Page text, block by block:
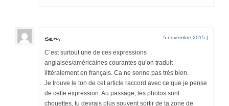
Sem 5 novembre 2015 |
C’est surtout une de ces expressions
anglaises/américaines courantes qu’on traduit
littéralement en français. Ca ne sonne pas très bien.
Je trouve le ton de cet article raccord avec ce que je pense
de cette expression. Au passage, les photos sont
chouettes, tu devrais plus souvent sortir de ta zone de